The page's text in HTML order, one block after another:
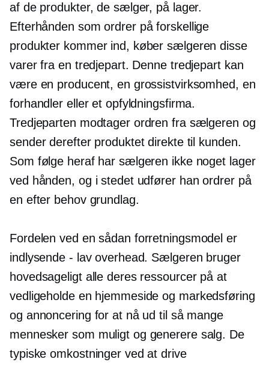
af ​​de produkter, de sælger, på lager.
Efterhånden som ordrer på forskellige
produkter kommer ind, køber sælgeren disse
varer fra en tredjepart. Denne tredjepart kan
være en producent, en grossistvirksomhed, en
forhandler eller et opfyldningsfirma.
Tredjeparten modtager ordren fra sælgeren og
sender derefter produktet direkte til kunden.
Som følge heraf har sælgeren ikke noget lager
ved hånden, og i stedet udfører han ordrer på
en efter behovgrundlag.
Fordelen ved en sådan forretningsmodel er
indlysende - lav overhead. Sælgeren bruger
hovedsageligt alle deres ressourcer på at
vedligeholde en hjemmeside og markedsføring
og annoncering for at nå ud til så mange
mennesker som muligt og generere salg. De
typiske omkostninger ved at drive